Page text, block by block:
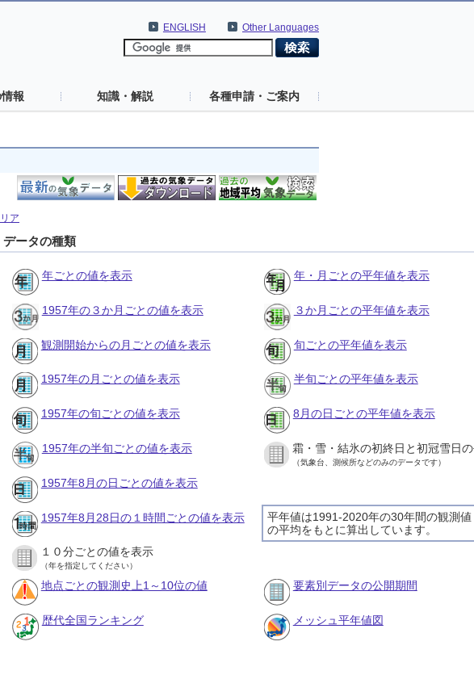
Other Languages
ENGLISH
報 知識・解説 各種申請・ご案内
ア
データの種類
年ごとの値を表示 年・月ごとの平年値を表示
1957年の３か月ごとの値を表示 ３か月ごとの平年値を表示
観測開始からの月ごとの値を表示 旬ごとの平年値を表示
1957年の月ごとの値を表示 半旬ごとの平年値を表示
1957年の旬ごとの値を表示 8月の日ごとの平年値を表示
1957年の半旬ごとの値を表示 霜・雪・結氷の初終日と初冠雪日
（気象台、測候所などのみのデータです）
1957年8月の日ごとの値を表示
平年値は1991-2020年の30年間の観測値
の平均をもとに算出しています。
1957年8月28日の１時間ごとの値を表示
１０分ごとの値を表示
（年を指定してください）
地点ごとの観測史上1～10位の値 要素別データの公開期間
歴代全国ランキング メッシュ平年値図